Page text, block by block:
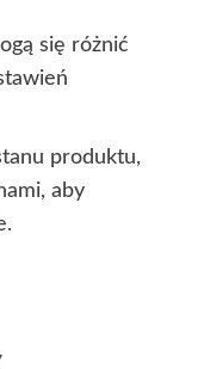
się różnić
produktu,
aby